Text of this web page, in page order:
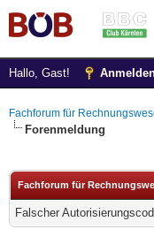
Hallo, Gast!
Fachforum für
Forenmeldung
Fachforum für
Falscher